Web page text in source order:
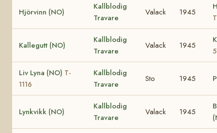
Hjörvinn (NO)
Kallblodig
Travare
Valack 1945
Kallegutt (NO)
Kallblodig
Travare
Valack 1945
Liv Lyna (NO) T-
1116
Kallblodig
Travare
Sto 1945
Lynkvikk (NO)
Kallblodig
Travare
Valack 1945